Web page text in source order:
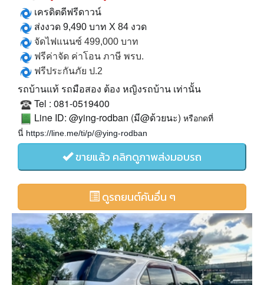
เครดิตดีฟรีดาวน์
ส่งงวด 9,490 บาท X 84 งวด
จัดไฟแนนซ์ 499,000 บาท
ฟรีค่าจัด ค่าโอน ภาษี พรบ.
ฟรีประกันภัย ป.2
รถบ้านแท้ รถมือสอง ต้อง หญิงรถบ้าน เท่านั้น
Tel : 081-0519400
Line ID: @ying-rodban (มี@ด้วยนะ) หรือกดที่
นี่ https://line.me/ti/p/@ying-rodban
ขายแล้ว คลิกดูภาพส่งมอบรถ
ดูรถยนต์คันอื่น ๆ